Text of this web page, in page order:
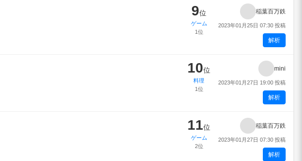
9位
ゲーム
1位
稲葉百万鉄
2023年01月25日 07:30 投稿
解析
10位
料理
1位
mini
2023年01月27日 19:00 投稿
解析
11位
ゲーム
2位
稲葉百万鉄
2023年01月27日 07:30 投稿
解析